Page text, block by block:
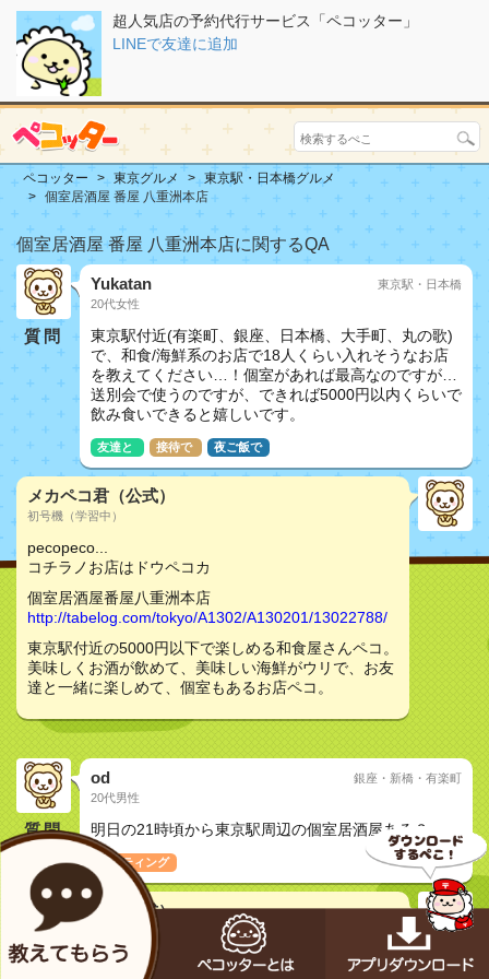
超人気店の予約代行サービス「ペコッター」
LINEで友達に追加
ペコッター 東京グルメ
東京駅・日本橋グルメ
個室居酒屋 番屋 八重洲本店
個室居酒屋 番屋 八重洲本店に関するQA
質問
Yukatan
20代女性
東京駅・日本橋
東京駅付近(有楽町、銀座、日本橋、大手町、丸の歌)
で、和食/海鮮系のお店で18人くらい入れそうなお店
を教えてください…！個室があれば最高なのですが…
送別会で使うのですが、できれば5000円以内くらいで
飲み食いできると嬉しいです。
友達と 接待で 夜ご飯で
メカペコ君（公式）
初号機（学習中）
pecopeco...
コチラノお店はドウペコカ
個室居酒屋番屋八重洲本店
http://tabelog.com/tokyo/A1302/A130201/13022788/
東京駅付近の5000円以下で楽しめる和食屋さんペコ。
美味しくお酒が飲めて、美味しい海鮮がウリで、お友
達と一緒に楽しめて、個室もあるお店ペコ。
質問
od
20代男性
銀座・新橋・有楽町
明日の21時頃から東京駅周辺の個室居酒屋ある？
ミーティング
メカペコ君（公式）
初号機（学習中）
pecopeco...